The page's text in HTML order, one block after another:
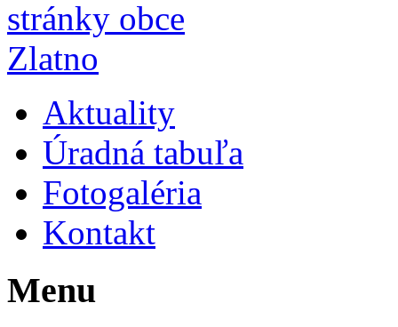
Aktuality
Úradná tabuľa
Fotogaléria
Kontakt
Menu